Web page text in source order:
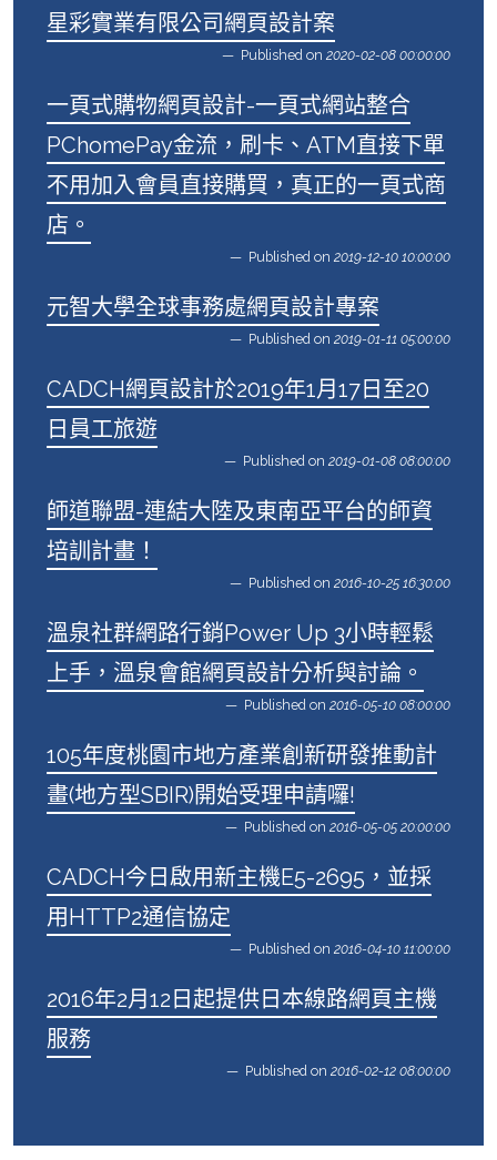
星彩實業有限公司網頁設計案
Published on 2020-02-08 00:00:00
一頁式購物網頁設計-一頁式網站整合
PChomePay金流，刷卡、ATM直接下單
不用加入會員直接購買，真正的一頁式商
店。
Published on 2019-12-10 10:00:00
元智大學全球事務處網頁設計專案
Published on 2019-01-11 05:00:00
CADCH網頁設計於2019年1月17日至20
日員工旅遊
Published on 2019-01-08 08:00:00
師道聯盟-連結大陸及東南亞平台的師資
培訓計畫！
Published on 2016-10-25 16:30:00
溫泉社群網路行銷Power Up 3小時輕鬆
上手，溫泉會館網頁設計分析與討論。
Published on 2016-05-10 08:00:00
105年度桃園市地方產業創新研發推動計
畫(地方型SBIR)開始受理申請囉!
Published on 2016-05-05 20:00:00
CADCH今日啟用新主機E5-2695，並採
用HTTP2通信協定
Published on 2016-04-10 11:00:00
2016年2月12日起提供日本線路網頁主機
服務
Published on 2016-02-12 08:00:00